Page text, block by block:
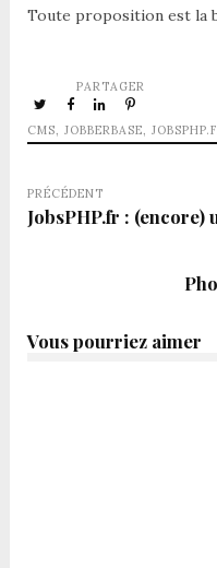
Toute proposition est la
CMS JOBBERBASE
PARTAGER
PRÉCÉDENT
JobsPHP.fr :
Vous pourriez aimer